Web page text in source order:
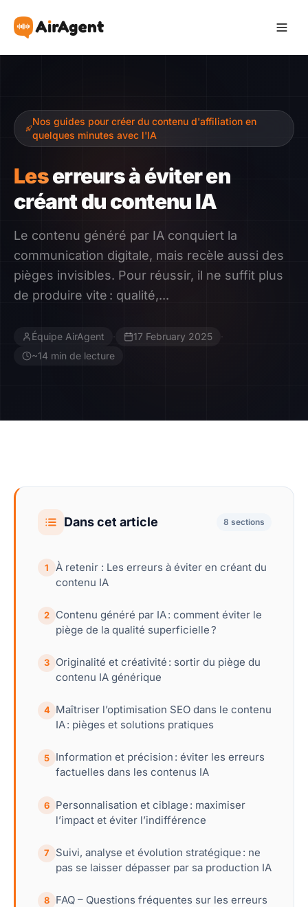
Recommander
Ressources
Témoignages
Guide
Contact
Nos guides pour créer du contenu d'affiliation en
quelques minutes avec l'IA
Leserreurs à éviter en
créant du contenu IA
Le contenu généré par IA conquiert la
communication digitale, mais recèle aussi des
pièges invisibles. Pour réussir, il ne suffit plus
de produire vite : qualité,...
Équipe AirAgent · 17 February 2025
·
~14 min de lecture
Dans cet article 8 sections
1
À retenir : Les erreurs à éviter en créant du
contenu IA
2
Contenu généré par IA : comment éviter le
piège de la qualité superficielle ?
3
Originalité et créativité : sortir du piège du
contenu IA générique
4 Maîtriser l’optimisation SEO dans le contenu
IA : pièges et solutions pratiques
5
Information et précision : éviter les erreurs
factuelles dans les contenus IA
6
Personnalisation et ciblage : maximiser
l’impact et éviter l’indifférence
7
Suivi, analyse et évolution stratégique : ne
pas se laisser dépasser par sa production IA
8
FAQ – Questions fréquentes sur les erreurs